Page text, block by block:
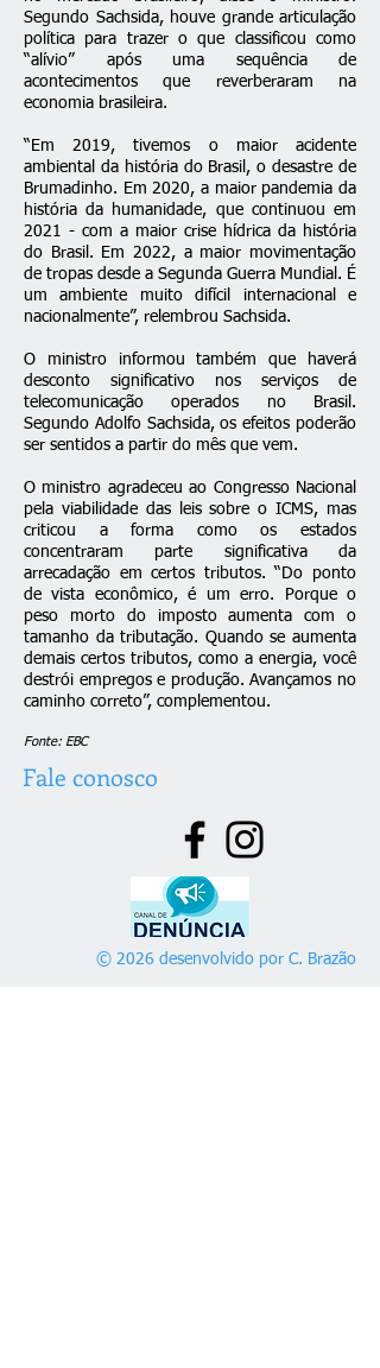
Segundo Sachsida, houve grande articulação
política para trazer o que classificou como
“alívio” após uma sequência de
acontecimentos que reverberaram na
economia brasileira.
“Em 2019, tivemos o maior acidente
ambiental da história do Brasil, o desastre de
Brumadinho. Em 2020, a maior pandemia da
história da humanidade, que continuou em
2021 - com a maior crise hídrica da história
do Brasil. Em 2022, a maior movimentação
de tropas desde a Segunda Guerra Mundial. É
um ambiente muito difícil internacional e
nacionalmente”, relembrou Sachsida.
O ministro informou também que haverá
desconto significativo nos serviços de
telecomunicação operados no Brasil.
Segundo Adolfo Sachsida, os efeitos poderão
ser sentidos a partir do mês que vem.
O ministro agradeceu ao Congresso Nacional
pela viabilidade das leis sobre o ICMS, mas
criticou a forma como os estados
concentraram parte significativa da
arrecadação em certos tributos. “Do ponto
de vista econômico, é um erro. Porque o
peso morto do imposto aumenta com o
tamanho da tributação. Quando se aumenta
demais certos tributos, como a energia, você
destrói empregos e produção. Avançamos no
caminho correto”, complementou.
Fonte: EBC
Fale conosco
© 2026 desenvolvido por C. Brazão